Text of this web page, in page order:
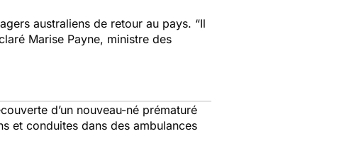
australiens de retour au pays. “Il
Marise Payne, ministre des
d’un nouveau-né prématuré
et conduites dans des ambulances